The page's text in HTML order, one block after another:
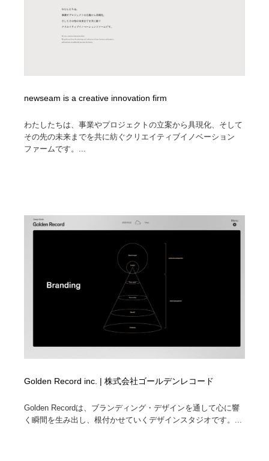
newseam is a creative innovation firm
わたしたちは、事業やプロジェクトの立案から具現化、そして
その先の未来までを共に紡ぐクリエイティブイノベーション
ファームです。...
Golden Record inc. | 株式会社ゴールデンレコード
Golden Recordは、ブランディング・デザインを通して心に響
く瞬間を生み出し、根付かせていくデザインスタジオです。...